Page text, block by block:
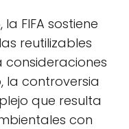
FIFA sostiene
reutilizables
consideraciones
la controversia
que resulta
con